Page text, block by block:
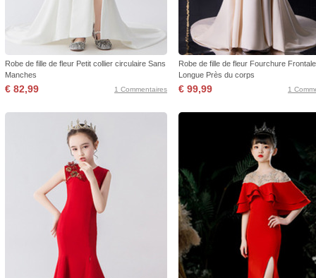
Robe de fille de fleur Petit collier circulaire Sans
Manches
€ 82,99 1 Commentaires
Robe de fille de fleur Fourchure Frontale
Longue Près du corps
€ 99,99 1